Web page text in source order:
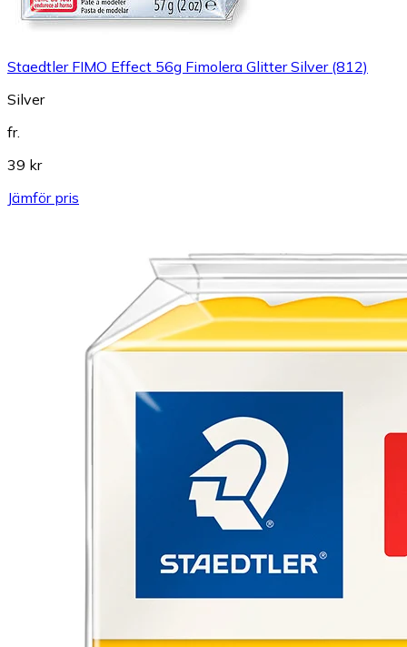
Staedtler FIMO Effect 56g Fimolera Glitter Silver (812)
Silver
fr.
39 kr
Jämför pris